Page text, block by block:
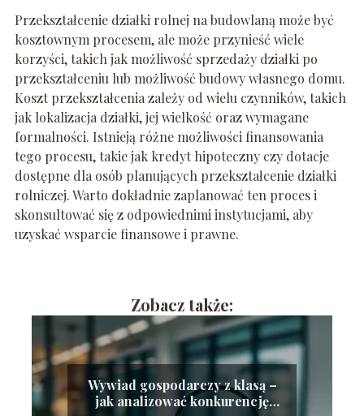
Przekształcenie działki rolnej na budowlaną może być
kosztownym procesem, ale może przynieść wiele
korzyści, takich jak możliwość sprzedaży działki po
przekształceniu lub możliwość budowy własnego domu.
Koszt przekształcenia zależy od wielu czynników, takich
jak lokalizacja działki, jej wielkość oraz wymagane
formalności. Istnieją różne możliwości finansowania
tego procesu, takie jak kredyt hipoteczny czy dotacje
dostępne dla osób planujących przekształcenie działki
rolniczej. Warto dokładnie zaplanować ten proces i
skonsultować się z odpowiednimi instytucjami, aby
uzyskać wsparcie finansowe i prawne.
Zobacz także:
Wywiad gospodarczy z klasą –
jak analizować konkurencję